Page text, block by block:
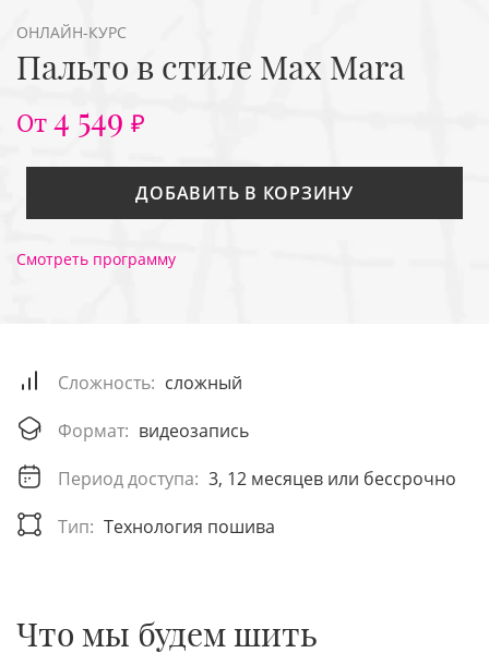
ОНЛАЙН-КУРС
Пальто в стиле Max Mara
От 4 549 ₽
ДОБАВИТЬ В КОРЗИНУ
Смотреть программу
Сложность: сложный
Формат: видеозапись
Период доступа: 3, 12 месяцев или бессрочно
Тип: Технология пошива
Что мы будем шить